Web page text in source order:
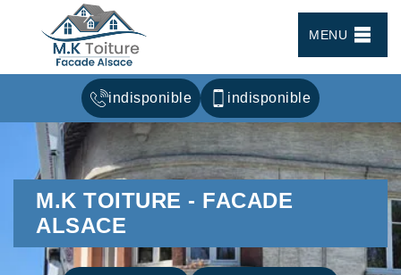
MENU
indisponible indisponible
M.K TOITURE - FACADE
ALSACE